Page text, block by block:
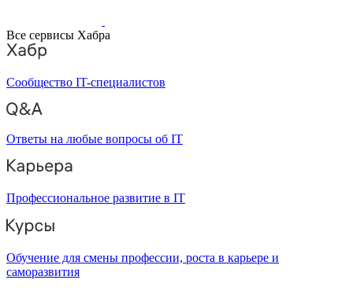
Все сервисы Хабра
Сообщество IT-специалистов
Ответы на любые вопросы об IT
Профессиональное развитие в IT
Обучение для смены профессии, роста в карьере и
саморазвития